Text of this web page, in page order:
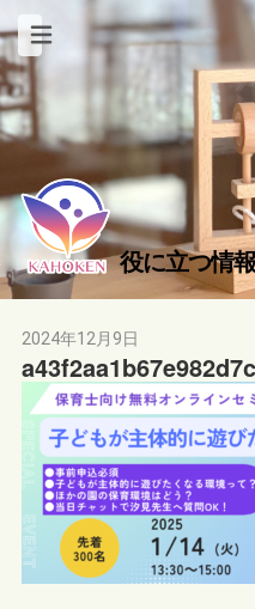
役に立つ情報
2024年12月9日